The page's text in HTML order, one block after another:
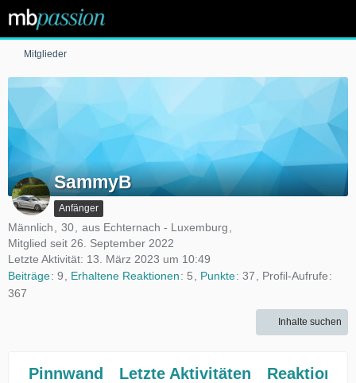
Mitglieder
SammyB
Anfänger
Männlich 30
aus Echternach - Luxemburg
Mitglied seit 26. September 2022
Letzte Aktivität: 13. März 2023 um 10:49
Beiträge 9 Erhaltene Reaktionen 5 Punkte 37
Profil-Aufrufe
367
Inhalte suchen
Pinnwand Letzte Aktivitäten Reaktionen